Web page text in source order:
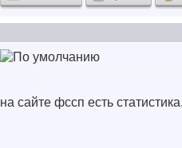
на сайте фссп есть